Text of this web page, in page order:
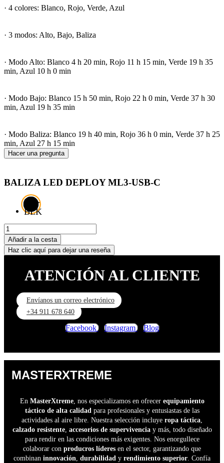
· 4 colores: Blanco, Rojo, Verde, Azul
· 3 modos: Alto, Bajo, Baliza
· Modo Alto: Blanco 4 h 20 min, Rojo 11 h 15 min, Verde 19 h 35
min, Azul 10 h 0 min
· Modo Bajo: Blanco 15 h 50 min, Rojo 22 h 0 min, Verde 37 h 30
min, Azul 19 h 35 min
· Modo Baliza: Blanco 19 h 40 min, Rojo 36 h 0 min, Verde 37 h 25
min, Azul 27 h 15 min
Hacer una pregunta
BALIZA LED DEPLOY ML3-USB-C
019-
BLK
Añadir a la cesta
Haz clic aquí para dejar una reseña
ATENCIÓN AL CLIENTE
Envíanos un correo electrónico
+34 911 678 640
Facebook Instagram Blog
MASTERXTREME
En MasterXtreme, nos especializamos en ofrecer equipamiento
táctico de alta calidadpara profesionales y entusiastas de las
actividades al aire libre. Nuestra selección incluye ropa táctica,
calzado resistente, accesorios de supervivenciay más, todo diseñado
para rendir en las condiciones más exigentes. Nos enorgullece
colaborar con producros líderes en el sector, garantizando que
combinan innovación, durabilidad y rendimiento superior. Confía